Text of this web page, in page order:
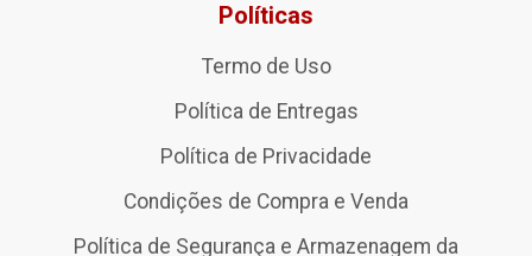
Políticas
Termo de Uso
Política de Entregas
Política de Privacidade
Condições de Compra e Venda
Política de Segurança e Armazenagem da